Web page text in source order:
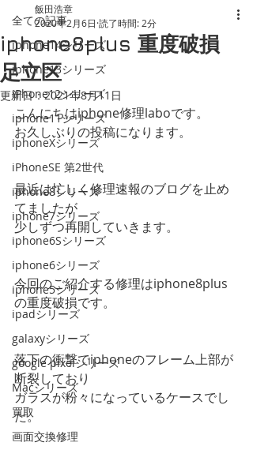
全ての記事
iphone14シリーズ
iphone13シリーズ
iPhone12シリーズ
iphone11シリーズ
iphoneXシリーズ
iPhoneSE 第2世代
iphone8シリーズ
iphone7シリーズ
iphone6Sシリーズ
iphone6シリーズ
iphone5シリーズ
ipadシリーズ
galaxyシリーズ
google pixelシリーズ
Macシリーズ
買取
画面交換修理
iphone8plus 重度破損
足立区
飯田浩章
2020年2月6日 読了時間: 2分
更新日：2021年8月11日
こんにちはiphone修理laboです。
お久しぶりの投稿になります。
最近は忙しく修理速報のブログを止め
てましたが
少しずつ再開していきます。
今回のご紹介する修理はiphone8plus
の重度破損です。
落下の衝撃でiphoneのフレーム上部が
断裂しており
ガラスが粉々になっているケースでし
た。